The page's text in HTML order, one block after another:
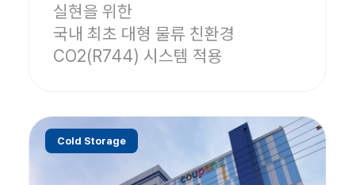
실현을 위한
국내 최초 대형 물류 친환경
CO2(R744) 시스템 적용
Cold Storage